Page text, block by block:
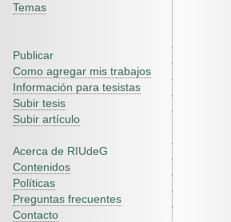
Temas
Publicar
Como agregar mis trabajos
Información para tesistas
Subir tesis
Subir artículo
Acerca de RIUdeG
Contenidos
Políticas
Preguntas frecuentes
Contacto